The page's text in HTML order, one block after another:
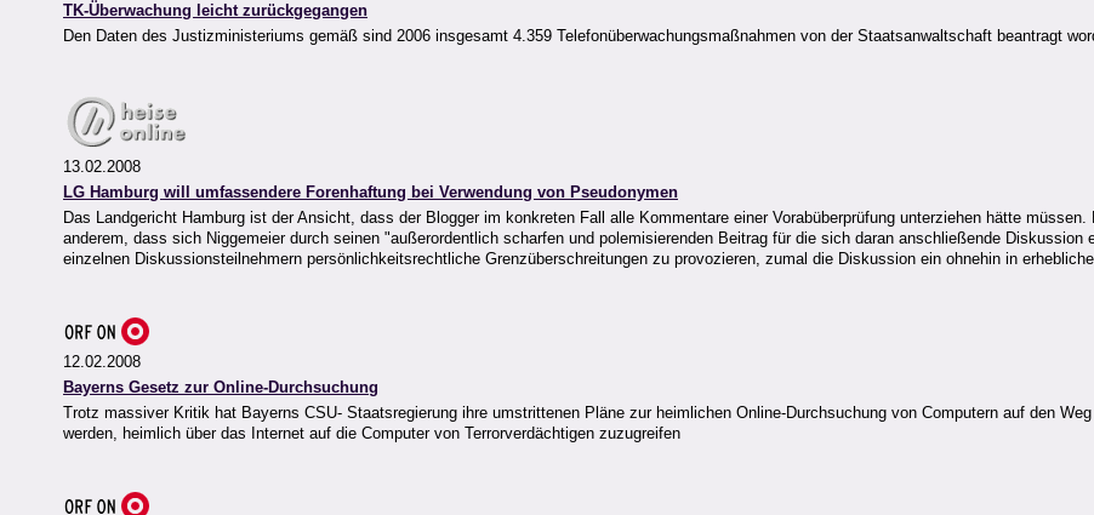
TK-Überwachung leicht zurückgegangen
Den Daten des Justizministeriums gemäß sind 2006 insgesamt 4.359 Telefonüberwachungsmaßnahmen von der Staatsanwaltschaft beantragt
13.02.2008
LG Hamburg will umfassendere Forenhaftung bei Verwendung von Pseudonymen
Das Landgericht Hamburg ist der Ansicht, dass der Blogger im konkreten Fall alle Kommentare einer Vorabüberprüfung unterziehen hätte
anderem, dass sich Niggemeier durch seinen "außerordentlich scharfen und polemisierenden Beitrag für die sich daran anschließende Diskussion
einzelnen Diskussionsteilnehmern persönlichkeitsrechtliche Grenzüberschreitungen zu provozieren, zumal die Diskussion ein ohnehin in
12.02.2008
Bayerns Gesetz zur Online-Durchsuchung
Trotz massiver Kritik hat Bayerns CSU- Staatsregierung ihre umstrittenen Pläne zur heimlichen Online-Durchsuchung von Computern auf den
werden, heimlich über das Internet auf die Computer von Terrorverdächtigen zuzugreifen